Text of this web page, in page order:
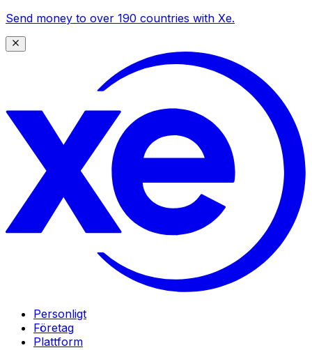
Send money to over 190 countries with Xe.
Personligt
Företag
Plattform